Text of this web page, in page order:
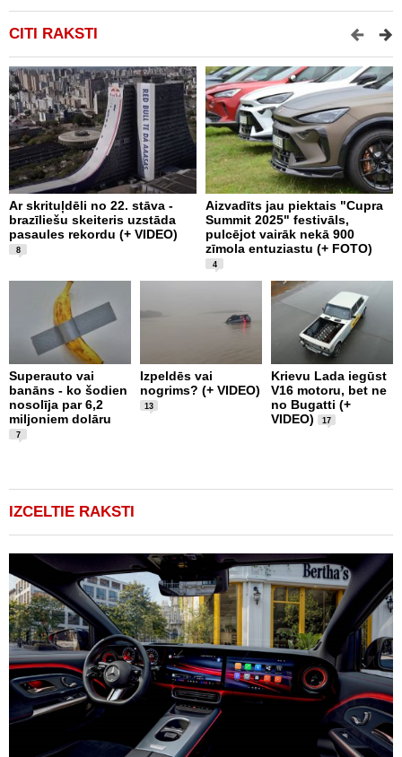
CITI RAKSTI
Ar skrituļdēli no 22. stāva -
brazīliešu skeiteris uzstāda
pasaules rekordu (+ VIDEO)
8
Aizvadīts jau piektais "Cupra
Summit 2025" festivāls,
pulcējot vairāk nekā 900
zīmola entuziastu (+ FOTO)
4
Superauto vai
banāns - ko šodien
nosolīja par 6,2
miljoniem dolāru
7
Izpeldēs vai
nogrims? (+ VIDEO)
13
Krievu Lada iegūst
V16 motoru, bet ne
no Bugatti (+
VIDEO)
17
IZCELTIE RAKSTI